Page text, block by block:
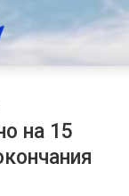
на 15